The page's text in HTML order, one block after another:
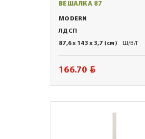
ВЕШАЛКА 87
MODERN
ЛДСП
87,6 x 143 x 3,7 (см)
Ш/В/Г
166.70 BYN